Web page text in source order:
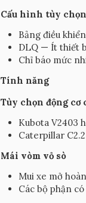
Cấu hình tùy chọn
Bảng điều
DLQ — Ít thiết
Chỉ báo mức
Tính năng
Tùy chọn động cơ
Kubota V2403
Caterpillar
Mái vòm vỏ sò
Mui xe mở
Các bộ phận